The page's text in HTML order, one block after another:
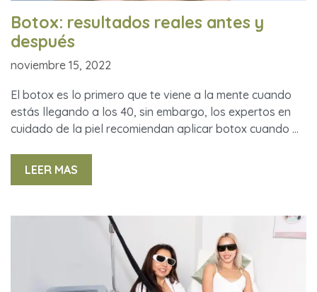
Botox: resultados reales antes y
después
noviembre 15, 2022
El botox es lo primero que te viene a la mente cuando
estás llegando a los 40, sin embargo, los expertos en
cuidado de la piel recomiendan aplicar botox cuando …
LEER MAS